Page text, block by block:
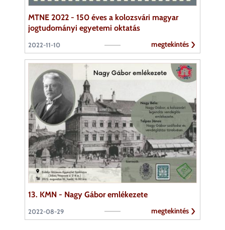
MTNE 2022 - 150 éves a kolozsvári magyar
jogtudományi egyetemi oktatás
megtekintés
2022-11-10
13. KMN - Nagy Gábor emlékezete
megtekintés
2022-08-29